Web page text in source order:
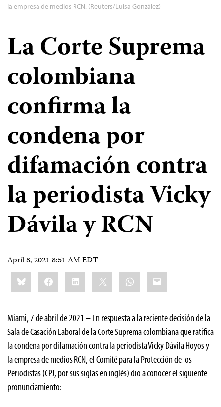
la empresa de medios RCN. (Reuters/Luisa González)
La Corte Suprema
colombiana
confirma la
condena por
difamación contra
la periodista Vicky
Dávila y RCN
April 8, 2021 8:51 AM EDT
Share
this:BlueskyFacebookLinkedIn WhatsApp
Email
Miami, 7 de abril de 2021 – En respuesta a la reciente decisión de la
Sala de Casación Laboral de la Corte Suprema colombiana que ratifica
la condena por difamación contra la periodista Vicky Dávila Hoyos y
la empresa de medios RCN, el Comité para la Protección de los
Periodistas (CPJ, por sus siglas en inglés) dio a conocer el siguiente
pronunciamiento: